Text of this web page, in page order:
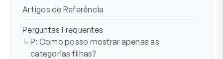
Artigos de Referência
Perguntas Frequentes
P: Como posso mostrar apenas as
categorias filhas?